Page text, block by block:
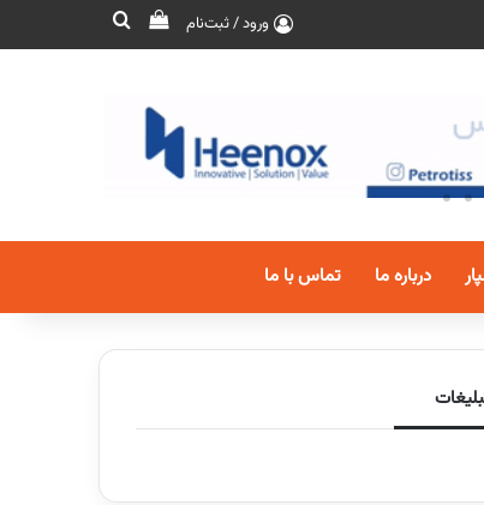
ورود / ثبت‌نام
درباره ما تماس با ما